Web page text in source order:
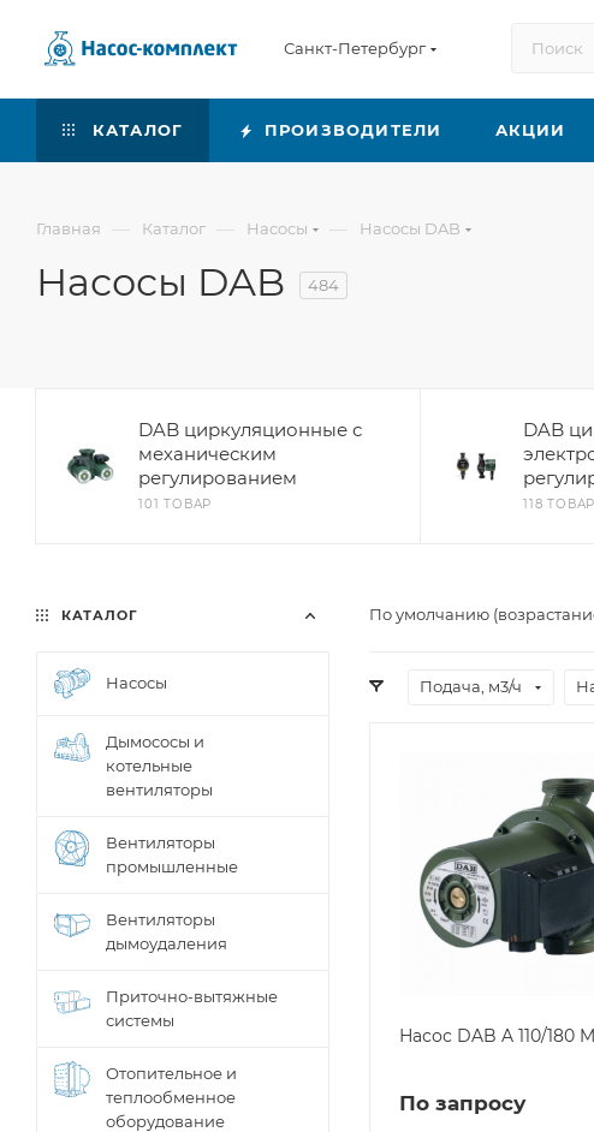
Санкт-Петербург
КАТАЛОГ ПРОИЗВОДИТЕЛИ АКЦИИ
Главная — Каталог — Насосы — Насосы DAB
Насосы DAB 484
DAB циркуляционные с
механическим
регулированием
101 ТОВАР
DAB
118
По умолчанию
Подача, м3/ч
Насос DAB A 110/180 M
По запросу
КАТАЛОГ
Насосы
Дымососы и
котельные
вентиляторы
Вентиляторы
промышленные
Вентиляторы
дымоудаления
Приточно-вытяжные
системы
Отопительное и
теплообменное
оборудование